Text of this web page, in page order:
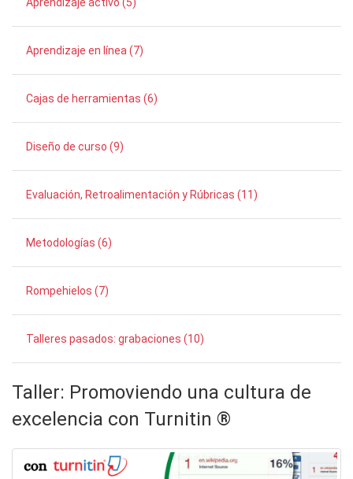
Aprendizaje en línea (7)
Cajas de herramientas (6)
Diseño de curso (9)
Evaluación, Retroalimentación y Rúbricas (11)
Metodologías (6)
Rompehielos (7)
Talleres pasados: grabaciones (10)
Taller: Promoviendo una cultura de
excelencia con Turnitin ®